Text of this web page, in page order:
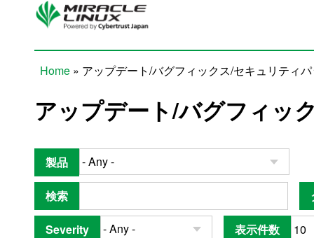
Skip to main content
Home » アップデート/バグフィックス/セキュリティ
アップデート/バグフィッ
製品
検索
Severity 表示件数